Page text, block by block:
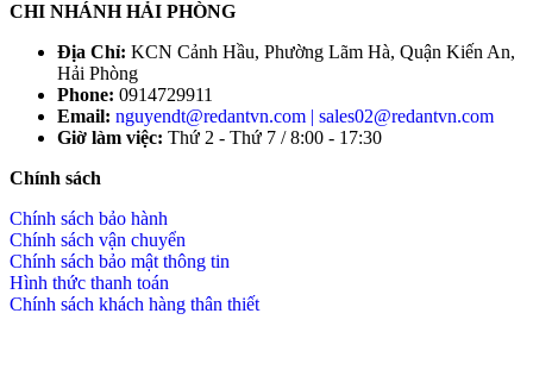
CHI NHÁNH HẢI PHÒNG
Địa Chỉ: KCN Cảnh Hầu, Phường Lãm Hà, Quận Kiến An,
Hải Phòng
Phone: 0914729911
Email: nguyendt@redantvn.com | sales02@redantvn.com
Giờ làm việc: Thứ 2 - Thứ 7 / 8:00 - 17:30
Chính sách
Chính sách bảo hành
Chính sách vận chuyển
Chính sách bảo mật thông tin
Hình thức thanh toán
Chính sách khách hàng thân thiết